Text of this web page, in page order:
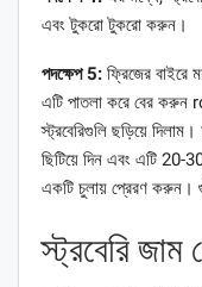
এবং টুকরো টুকরো করুন।
পদক্ষেপ 5: ফ্রিজের বাইরে
এটি পাতলা করে বের করুন
স্ট্রবেরিগুলি ছড়িয়ে দিলাম।
ছিটিয়ে দিন এবং এটি 20-
একটি চুলায় প্রেরণ করুন।
স্ট্রবেরি জাম